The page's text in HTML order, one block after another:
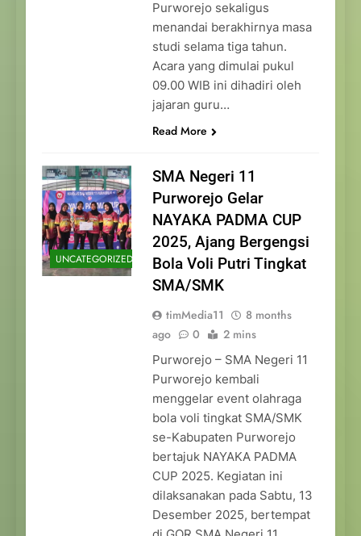
Purworejo sekaligus
menandai berakhirnya masa
studi selama tiga tahun.
Acara yang dimulai pukul
09.00 WIB ini dihadiri oleh
jajaran guru…
Read More
UNCATEGORIZED
SMA Negeri 11
Purworejo Gelar
NAYAKA PADMA CUP
2025, Ajang Bergengsi
Bola Voli Putri Tingkat
SMA/SMK
timMedia11
8 months
ago
0 2 mins
Purworejo – SMA Negeri 11
Purworejo kembali
menggelar event olahraga
bola voli tingkat SMA/SMK
se-Kabupaten Purworejo
bertajuk NAYAKA PADMA
CUP 2025. Kegiatan ini
dilaksanakan pada Sabtu, 13
Desember 2025, bertempat